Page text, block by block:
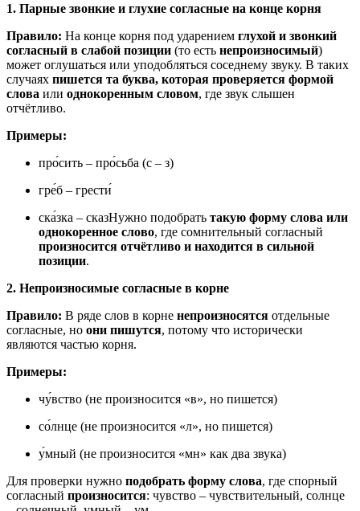
1. Парные звонкие и глухие согласные на конце корня
Правило: На конце корня под ударением глухой и звонкий
согласный в слабой позиции (то есть непроизносимый)
может оглушаться или уподобляться соседнему звуку. В таких
случаях пишется та буква, которая проверяется формой
слова или однокоренным словом, где звук слышен
отчётливо.
Примеры:
про́сить – про́сьба (с – з)
гре́б – грести́
ска́зка – сказНужно подобрать такую форму слова или
однокоренное слово, где сомнительный согласный
произносится отчётливо и находится в сильной
позиции.
2. Непроизносимые согласные в корне
Правило: В ряде слов в корне непроизносятся отдельные
согласные, но они пишутся, потому что исторически
являются частью корня.
Примеры:
чу́вство (не произносится «в», но пишется)
со́лнце (не произносится «л», но пишется)
у́мный (не произносится «мн» как два звука)
Для проверки нужно подобрать форму слова, где спорный
согласный произносится: чувство – чувствительный, солнце